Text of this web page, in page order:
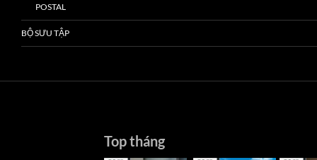
POSTAL
BỘ SƯU TẬP
Top tháng